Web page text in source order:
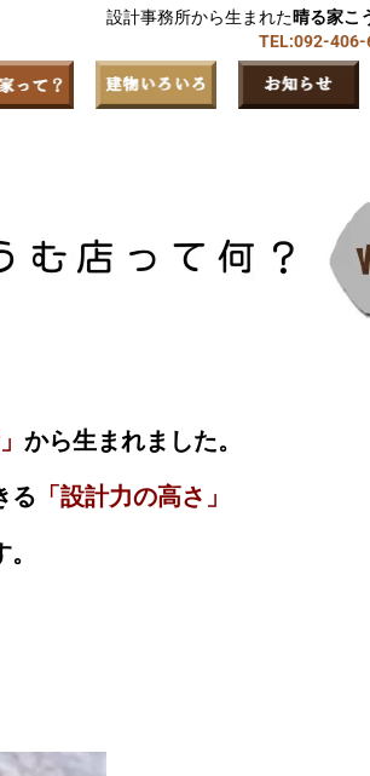
設計事務所から生まれた晴る家こ
TEL:092-406-
から生まれました。
る 「設計力の高さ」